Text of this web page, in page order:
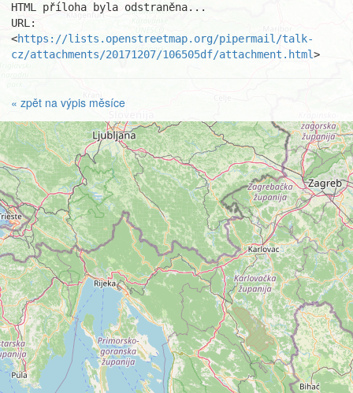
HTML příloha byla odstraněna...
URL:
<https://lists.openstreetmap.org/pipermail/talk-
cz/attachments/20171207/106505df/attachment.html>
« zpět na výpis měsíce